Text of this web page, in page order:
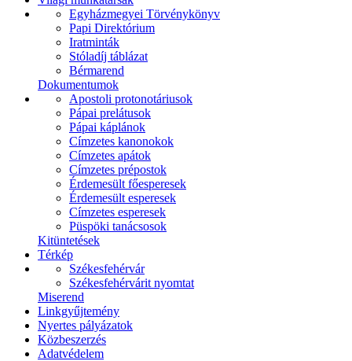
Egyházmegyei Törvénykönyv
Papi Direktórium
Iratminták
Stóladíj táblázat
Bérmarend
Dokumentumok
Apostoli protonotáriusok
Pápai prelátusok
Pápai káplánok
Címzetes kanonokok
Címzetes apátok
Címzetes prépostok
Érdemesült főesperesek
Érdemesült esperesek
Címzetes esperesek
Püspöki tanácsosok
Kitüntetések
Térkép
Székesfehérvár
Székesfehérvárit nyomtat
Miserend
Linkgyűjtemény
Nyertes pályázatok
Közbeszerzés
Adatvédelem